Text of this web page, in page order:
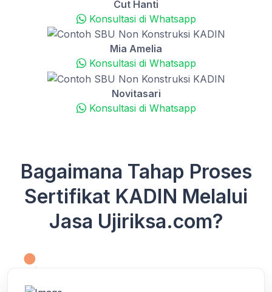
Cut Hanti
Konsultasi di Whatsapp
Mia Amelia
Konsultasi di Whatsapp
Novitasari
Konsultasi di Whatsapp
Bagaimana Tahap Proses
Sertifikat KADIN Melalui
Jasa Ujiriksa.com?